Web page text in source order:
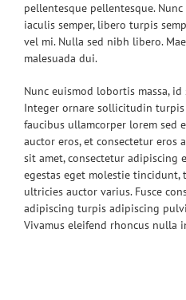
pellentesque pellentesque.
iaculis semper, libero turpis
vel mi. Nulla sed nibh libero.
malesuada dui.
Nunc euismod lobortis massa,
Integer ornare sollicitudin
faucibus ullamcorper lorem sed
auctor eros, et consectetur eros
sit amet, consectetur adipiscing
egestas eget molestie tincidunt,
ultricies auctor varius. Fusce
adipiscing turpis adipiscing
Vivamus eleifend rhoncus nulla